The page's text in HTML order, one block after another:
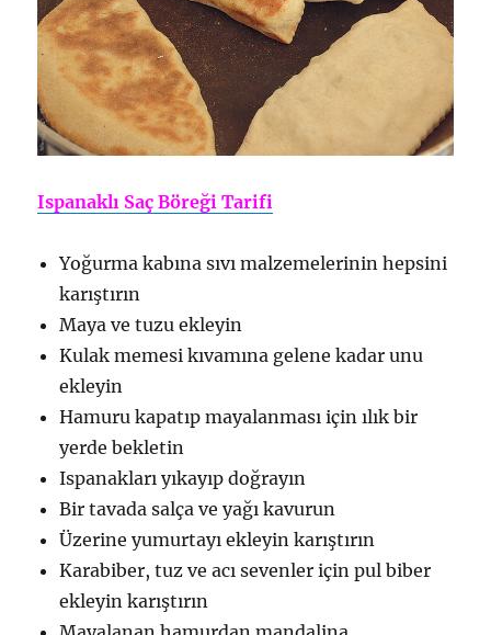
Ispanaklı Saç Böreği Tarifi
Yoğurma kabına sıvı malzemelerinin hepsini
karıştırın
Maya ve tuzu ekleyin
Kulak memesi kıvamına gelene kadar unu
ekleyin
Hamuru kapatıp mayalanması için ılık bir
yerde bekletin
Ispanakları yıkayıp doğrayın
Bir tavada salça ve yağı kavurun
Üzerine yumurtayı ekleyin karıştırın
Karabiber, tuz ve acı sevenler için pul biber
ekleyin karıştırın